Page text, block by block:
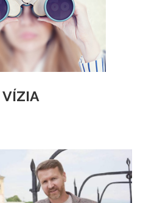
VÍZIA